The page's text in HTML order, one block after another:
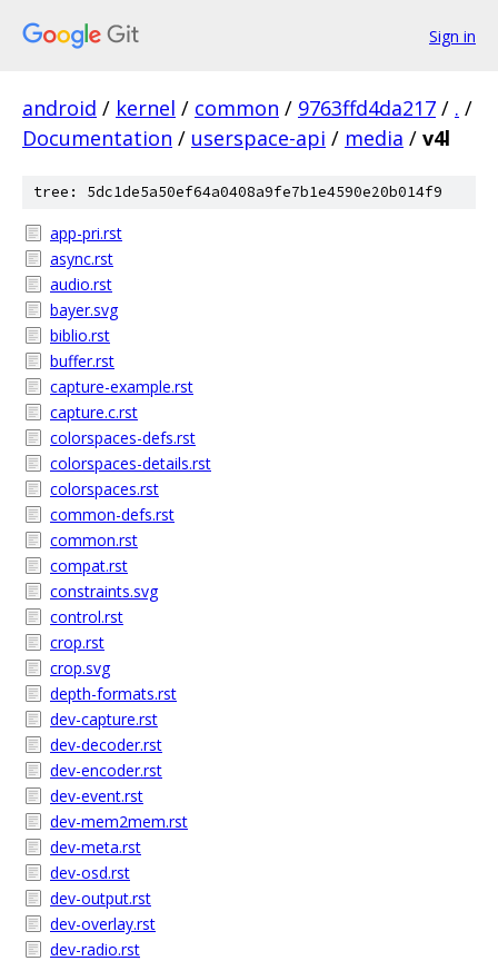
Sign in
android / kernel / common / 9763ffd4da217 / . /
Documentation / userspace-api / media / v4l
tree: 5dc1de5a50ef64a0408a9fe7b1e4590e20b014f9
app-pri.rst
async.rst
audio.rst
bayer.svg
biblio.rst
buffer.rst
capture-example.rst
capture.c.rst
colorspaces-defs.rst
colorspaces-details.rst
colorspaces.rst
common-defs.rst
common.rst
compat.rst
constraints.svg
control.rst
crop.rst
crop.svg
depth-formats.rst
dev-capture.rst
dev-decoder.rst
dev-encoder.rst
dev-event.rst
dev-mem2mem.rst
dev-meta.rst
dev-osd.rst
dev-output.rst
dev-overlay.rst
dev-radio.rst